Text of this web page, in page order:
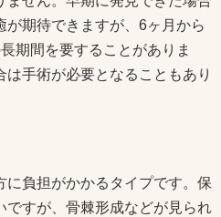
が期待できますが、6ヶ月から
期間を要することがありま
手術が必要となることもあり
負担がかかるタイプです。保
ですが、骨棘形成などが見られ